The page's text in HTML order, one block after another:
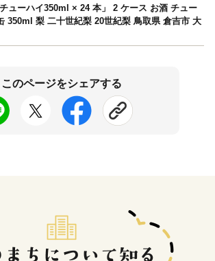
チューハイ350ml × 24 本」 2 ケース お酒 チュー
350ml 梨 二十世紀梨 20世紀梨 鳥取県 倉吉市 大
このページをシェアする